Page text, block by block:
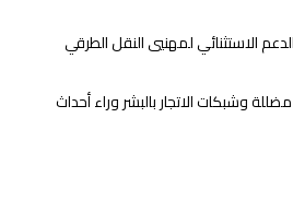
الاستثنائي لمهنيي النقل الطرقي
وشبكات الاتجار بالبشر وراء أحداث